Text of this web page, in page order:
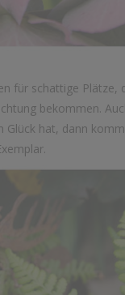
für schattige Plätze,
bekommen.
Glück hat, dann